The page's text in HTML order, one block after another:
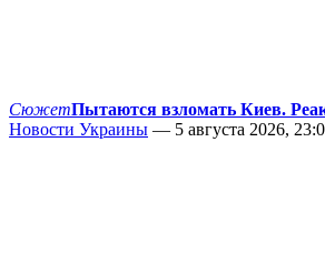
СюжетПытаются взломать Киев.
Новости Украины — 5 августа 2026,